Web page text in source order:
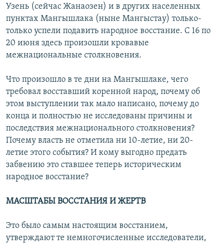
Узень (сейчас Жанаозен) и в других населенных
пунктах Мангышлака (ныне Мангыстау) только-
только успели подавить народное восстание. С 16 по
20 июня здесь произошли кровавые
межнациональные столкновения.
Что произошло в те дни на Мангышлаке, чего
требовал восставший коренной народ, почему об
этом выступлении так мало написано, почему до
конца и полностью не исследованы причины и
последствия межнационального столкновения?
Почему власть не отметила ни 10-летие, ни 20-
летие этого события? И кому выгодно предать
забвению это ставшее теперь историческим
народное восстание?
МАСШТАБЫ ВОССТАНИЯ И ЖЕРТВ
Это было самым настоящим восстанием,
утверждают те немногочисленные исследователи,